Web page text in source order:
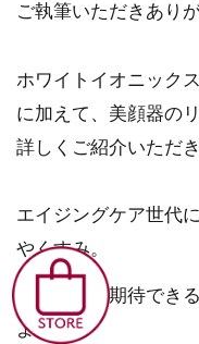
ご執筆いただきあり
ホワイトイオニック
に加えて、美顔器の
詳しくご紹介いただ
エイジングケア世代
やくすみ。
美白効果が期待でき
よね。